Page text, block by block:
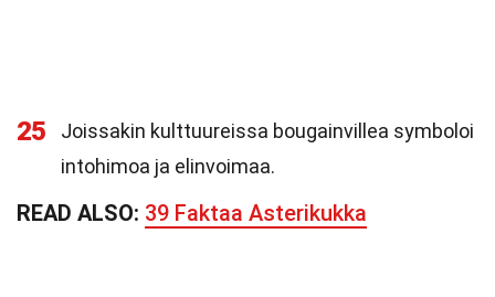
25
Joissakin kulttuureissa bougainvillea symboloi
intohimoa ja elinvoimaa.
READ ALSO: 39 Faktaa Asterikukka